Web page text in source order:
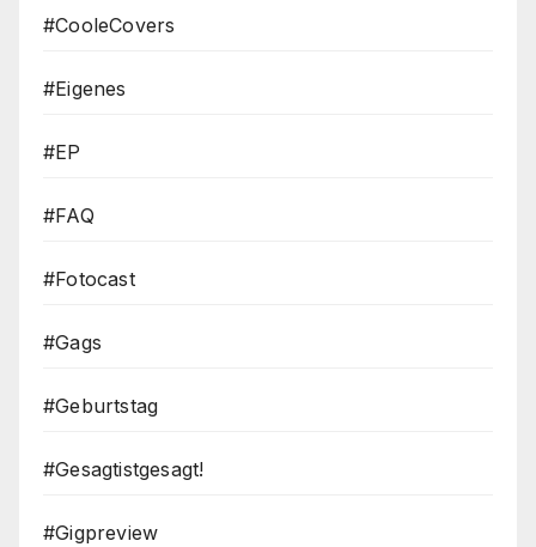
#CooleCovers
#Eigenes
#EP
#FAQ
#Fotocast
#Gags
#Geburtstag
#Gesagtistgesagt!
#Gigpreview